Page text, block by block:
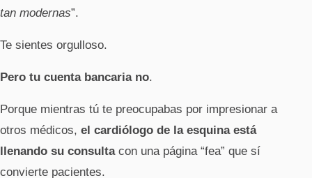
tan modernas”.
Te sientes orgulloso.
Pero tu cuenta bancaria no.
Porque mientras tú te preocupabas por impresionar a
otros médicos, el cardiólogo de la esquina está
llenando su consultacon una página “fea” que sí
convierte pacientes.